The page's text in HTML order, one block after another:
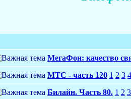
МегаФон: качество
МТС - часть 120 1 2 3 4
Билайн. Часть 80. 1 2 3